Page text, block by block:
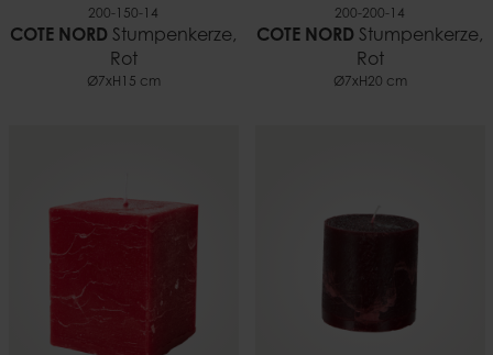
200-150-14
COTE NORD Stumpenkerze,
Rot
Ø7xH15 cm
200-200-14
COTE NORD Stumpenkerze,
Rot
Ø7xH20 cm